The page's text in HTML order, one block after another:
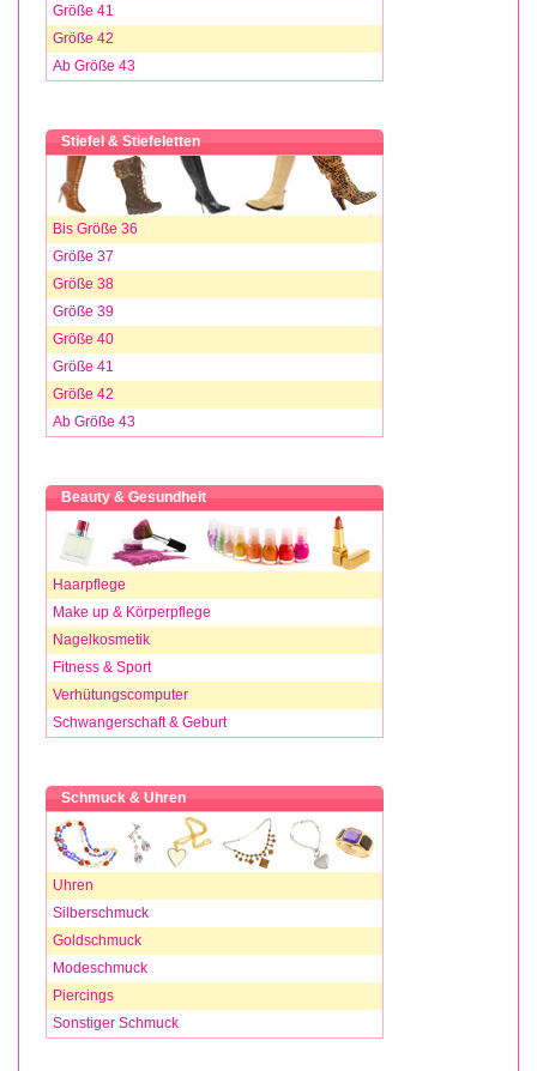
Größe 41
Größe 42
Ab Größe 43
Stiefel & Stiefeletten
Bis Größe 36
Größe 37
Größe 38
Größe 39
Größe 40
Größe 41
Größe 42
Ab Größe 43
Beauty & Gesundheit
Haarpflege
Make up & Körperpflege
Nagelkosmetik
Fitness & Sport
Verhütungscomputer
Schwangerschaft & Geburt
Schmuck & Uhren
Uhren
Silberschmuck
Goldschmuck
Modeschmuck
Piercings
Sonstiger Schmuck